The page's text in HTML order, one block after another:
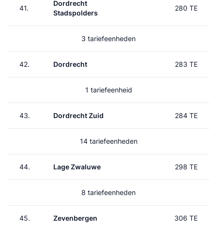
41.
Dordrecht
Stadspolders
280 TE
3 tariefeenheden
42. Dordrecht 283 TE
1 tariefeenheid
43. Dordrecht Zuid 284 TE
14 tariefeenheden
44. Lage Zwaluwe 298 TE
8 tariefeenheden
45. Zevenbergen 306 TE